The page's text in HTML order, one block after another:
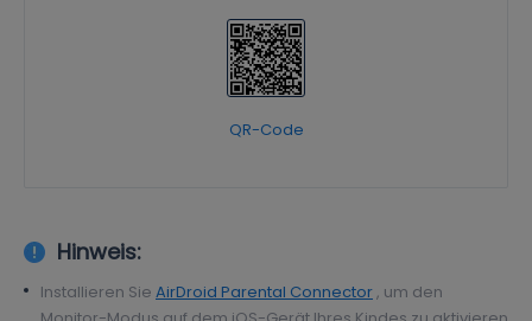
QR-Code
Hinweis:
Installieren Sie AirDroid Parental Connector, um den